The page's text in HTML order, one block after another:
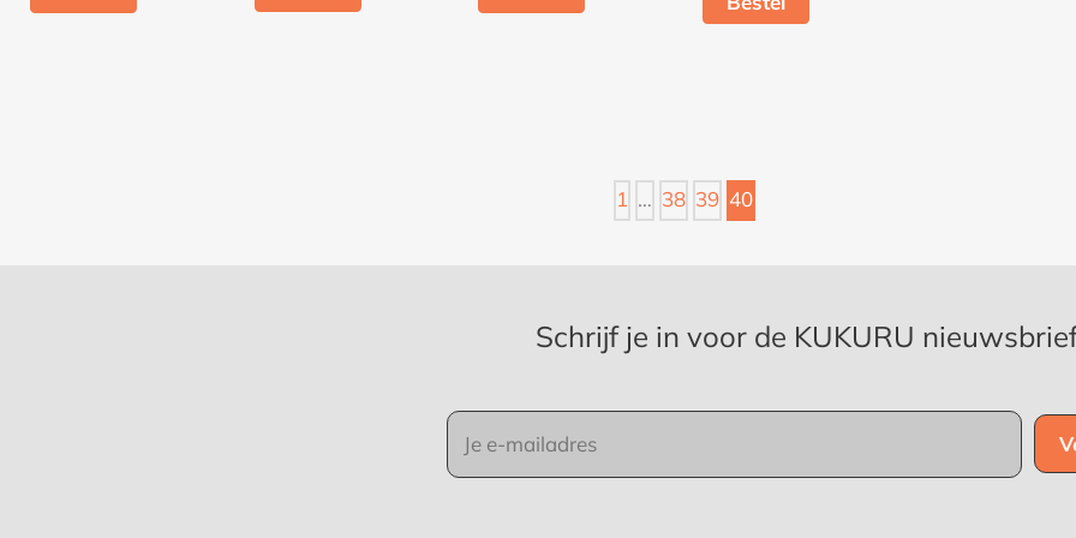
1 … 38 39 40
Schrijf je in voor de KUKURU